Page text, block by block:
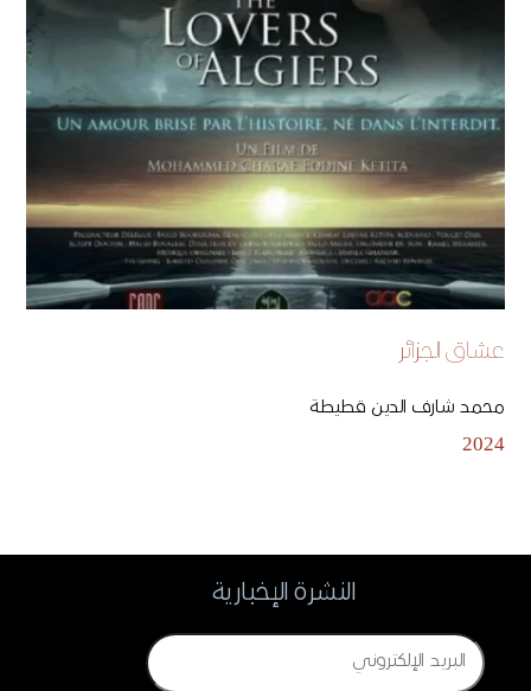
عشاق الجزائر
محمد شارف الدين قطيطة
2024
النشرة الإخبارية
Email